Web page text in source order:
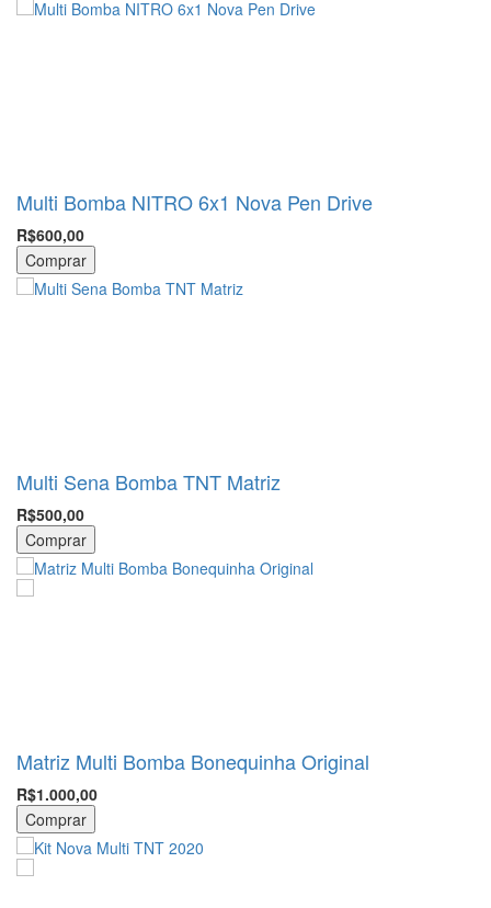
Multi Bomba NITRO 6x1 Nova Pen Drive
R$600,00
Comprar
Multi Sena Bomba TNT Matriz
R$500,00
Comprar
Matriz Multi Bomba Bonequinha Original
R$1.000,00
Comprar